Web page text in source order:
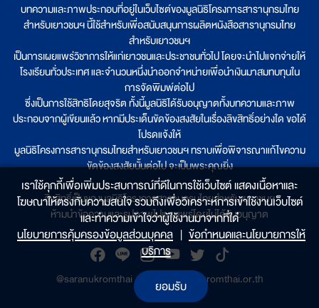
บทความและภาพประกอบที่อยู่ในเว็บไซต์ของมูลนิธิโครงการสารานุกรมไทย
สำหรับเยาวชนฯ นี้ใช้สำหรับเพื่อสนับสนุนการผลิตหนังสือสารานุกรมไทย
สำหรับเยาวชนฯ
เป็นการเผยแพร่วิชาการให้แก่เยาวชนและประชาชนทั่วไป โดยจะนำไปแจกจ่ายให้
โรงเรียนทั่วประเทศ และจำนวนหนึ่งนำออกจำหน่ายเพื่อนำเงินมาสมทบทุนใน
การจัดพิมพ์ต่อไป
ซึ่งเป็นการใช้สิทธิโดยสุจริต ทั้งนี้มูลนิธิได้รับอนุญาตทั้งบทความและภาพ
ประกอบจากผู้เขียนแล้ว หากมีประเด็นขัดข้องสงสัยในเรื่องลิขสิทธิ์อย่างใด ขอได้
โปรดแจ้งให้
มูลนิธิโครงการสารานุกรมไทยสำหรับเยาวชนฯ ทราบเพื่อพิจารณาแก้ไขความ
ขัดข้องสงสัยนั้นต่อไป จะเป็นพระคุณยิ่ง
ลิขสิทธิ์เป็นของมูลนิธิโครงการสารานุกรมไทยสำหรับเยาวชนฯ
ห้ามนำข้อความและรูปภาพไปเผยแพร่โดยไม่ได้รับอนุญาต
@saranukromthai | www.saranukromthai.or.th
เราใช้คุกกี้เพื่อเพิ่มประสบการณ์ที่ดีในการใช้เว็บไซต์ แสดงเนื้อหาและ
โฆษณาให้ตรงกับความสนใจ รวมถึงเพื่อวิเคราะห์การเข้าใช้งานเว็บไซต์
และทำความเข้าใจว่าผู้ใช้งานมาจากที่ใด๋
นโยบายการคุ้มครองข้อมูลส่วนบุคคล | ข้อกำหนดและนโยบายการให้
บริการ
ยอมรับ